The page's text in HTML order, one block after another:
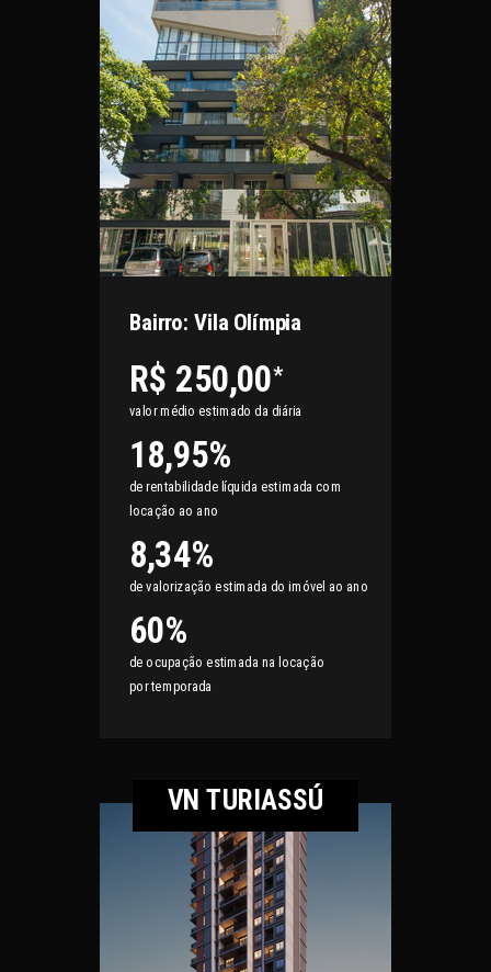
Bairro: Vila Olímpia
R$ 250,00*
valor médio estimado da diária
18,95%
de rentabilidade líquida estimada com
locação ao ano
8,34%
de valorização estimada do imóvel ao ano
60%
de ocupação estimada na locação
por temporada
VN TURIASSÚ